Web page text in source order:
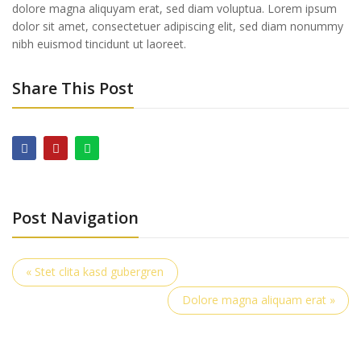
dolore magna aliquyam erat, sed diam voluptua. Lorem ipsum
dolor sit amet, consectetuer adipiscing elit, sed diam nonummy
nibh euismod tincidunt ut laoreet.
Share This Post
Post Navigation
« Stet clita kasd gubergren
Dolore magna aliquam erat »